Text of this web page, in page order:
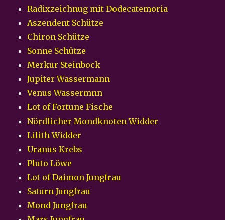
Radixzeichnug mit Dodecatemoria
Aszendent Schütze
Chiron Schütze
Sonne Schütze
Merkur Steinbock
Jupiter Wassermann
Venus Wassermnn
Lot of Fortune Fische
Nördlicher Mondknoten Widder
Lilith Widder
Uranus Krebs
Pluto Löwe
Lot of Daimon Jungfrau
Saturn Jungfrau
Mond Jungfrau